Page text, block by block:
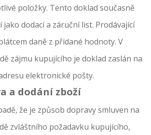
položky. Tento doklad současně
jako dodací a záruční list. Prodávající
daně z přidané hodnoty. V
zájmu kupujícího je doklad zaslán na
elektronické pošty.
a dodání zboží
že je způsob dopravy smluven na
zvláštního požadavku kupujícího,